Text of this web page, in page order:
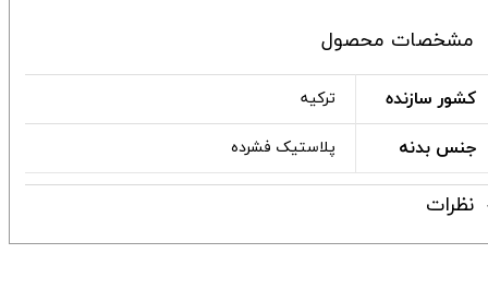
مشخصات محصول
کشور سازنده ترکیه
جنس بدنه پلاستیک فشرده
نظرات